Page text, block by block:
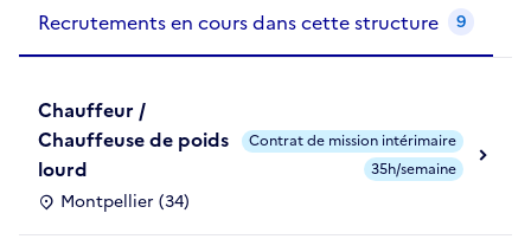
Recrutements en cours dans cette structure 9
Chauffeur /
Chauffeuse de poids
lourd
Montpellier (34)
Contrat de mission intérimaire
35h/semaine